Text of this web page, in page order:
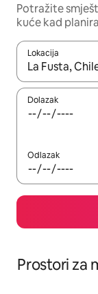
Potražite
kuće kad
Lokacija
Kada budu
Dolazak
Odlazak
Prostori za